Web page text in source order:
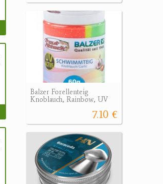
Balzer Forellenteig
Knoblauch, Rainbow, UV
7.10 €